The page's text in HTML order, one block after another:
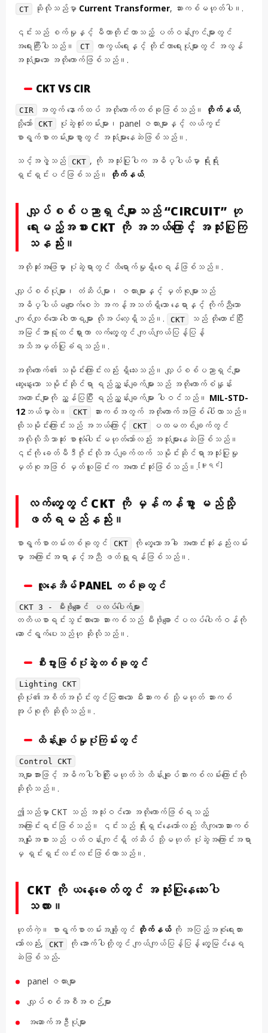
CT ဆိုလိုသည်မှာ Current Transformer, ဆားကစ်မဟုတ်ပါ။.
၎င်းသည် စက်မှုနှင့် မီတာတိုင်းတာသည့် ပတ်ဝန်းကျင်များတွင်
အရေးကြီးပါသည်။
CT
ကာကွယ်ရေးနှင့် တိုင်းတာရေးပုံများတွင် အလွန်
အသုံးများသော အတိုကောက်ဖြစ်သည်။.
CKT VS CIR
CIR အတွက် နောက်ထပ် အတိုကောက်တစ်ခုဖြစ်သည်။ တိုက်နယ်,
သို့သော်
CKT
ပုံဆွဲထုံးတမ်းများ၊ panel ဇယားများနှင့် လယ်ကွင်း
စာရွက်စာတမ်းများစွာတွင် အသုံးများနေဆဲဖြစ်သည်။.
သင့်အဖွဲ့သည် CKT , ကို အသုံးပြုပါက အဓိပ္ပါယ်မှာ ရိုးရိုး
ရှင်းရှင်းပင်ဖြစ်သည်။
တိုက်နယ်.
လျှပ်စစ်ပညာရှင်များသည် “CIRCUIT” ဟု
ရေးမည့်အစား CKT ကို အဘယ်ကြောင့် အသုံးပြုကြ
သနည်း။
အတိုဆုံးအဖြေမှာ ပုံဆွဲရာတွင် ထိရောက်မှုရှိစေရန်ဖြစ်သည်။.
လျှပ်စစ်ပုံများ၊ တံဆိပ်များ၊ ဇယားများနှင့် မှတ်စုများသည်
အဓိပ္ပါယ်မပျောက်စေဘဲ အကန့်အသတ်ရှိသော နေရာနှင့် ကိုက်ညီသော
ကျစ်လျစ်သော ဝေါဟာရများ လိုအပ်လေ့ရှိသည်။.
CKT
သည် တိုတောင်းပြီး
အမြင်အာရုံထင်ရှားကာ လက်တွေ့တွင် ကျယ်ကျယ်ပြန့်ပြန့်
အသိအမှတ်ပြုခံရသည်။.
အတိုကောက်၏ သမိုင်းကြောင်းလည်း ရှိသေးသည်။ လျှပ်စစ်ပညာရှင်များ
ဆွေးနွေးသော သမိုင်းဆိုင်ရာ ရည်ညွှန်းချက်များသည် အတိုကောက်စံနှုန်း
အဟောင်းများကို ညွှန်ပြပြီး ရည်ညွှန်းချက်များ ပါဝင်သည်။ MIL-STD-
12 ဘယ်မှာလဲ။ CKT
ဆားကစ်အတွက် အတိုကောက်အဖြစ် ပေါ်လာသည်။
ထိုသမိုင်းကြောင်းသည် အဘယ်ကြောင့်
CKT
ပထမတစ်ချက်တွင်
အလိုလိုသိသာဆုံး စာလုံးပေါင်းမဟုတ်သော်လည်း အသုံးများနေဆဲဖြစ်သည်။
၎င်းကို ခေတ်မီဒီဇိုင်းလိုအပ်ချက်ထက် သမိုင်းဆိုင်ရာအသုံးပြုမှု
မှတ်စုအဖြစ် မှတ်ယူခြင်းက အကောင်းဆုံးဖြစ်သည်။.[မူရင်း]
လက်တွေ့တွင် CKT ကို မှန်ကန်စွာ မည်သို့
ဖတ်ရမည်နည်း။
စာရွက်စာတမ်းတစ်ခုတွင် CKT
ကို တွေ့သောအခါ အကောင်းဆုံးနည်းလမ်း
မှာ အကြောင်းအရာနှင့်အညီ ဖတ်ရှုရန်ဖြစ်သည်။.
လူနေအိမ် PANEL တစ်ခုတွင်
CKT 3 - မီးဖိုချောင် ပလပ်ပေါက်များ
တတိယစာရင်းသွင်းထားသော ဆားကစ်သည် မီးဖိုချောင်ပလပ်ပေါက်ဝန်ကို
ဆောင်ရွက်ပေးသည်ဟု ဆိုလိုသည်။.
စီးပွားဖြစ်ပုံဆွဲတစ်ခုတွင်
Lighting CKT
ထိုပုံ၏အစိတ်အပိုင်းတွင်ပြထားသော မီးဆားကစ် သို့မဟုတ် ဆားကစ်
အုပ်စုကို ဆိုလိုသည်။.
ထိန်းချုပ်မှုပုံကြမ်းတွင်
Control CKT
အများအားဖြင့် အဓိကပါဝါကြိုးမဟုတ်ဘဲ ထိန်းချုပ်ဆားကစ်လမ်းကြောင်းကို
ဆိုလိုသည်။.
ဤသည်မှာ CKT သည် အသုံးဝင်သော အတိုကောက်ဖြစ်ရသည့်
အကြောင်းရင်းဖြစ်သည်။ ၎င်းသည် ရိုးရှင်းနေသော်လည်း တိကျသောဆားကစ်
အမျိုးအစားသည် ပတ်ဝန်းကျင်ရှိ တံဆိပ် သို့မဟုတ် ပုံဆွဲအကြောင်းအရာ
မှ ရှင်းရှင်းလင်းလင်းဖြစ်လာသည်။.
CKT ကို ယနေ့ခေတ်တွင် အသုံးပြုနေသေးပါ
သလား။
ဟုတ်ကဲ့။ စာရွက်စာတမ်းအချို့တွင် တိုက်နယ်ကို အပြည့်အစုံရေးထား
သော်လည်း,
CKT
ကို အောက်ပါတို့တွင် ကျယ်ကျယ်ပြန့်ပြန့် တွေ့မြင်နေရ
ဆဲဖြစ်သည်-
panel ဇယားများ
လျှပ်စစ်အစီအစဉ်များ
အဆောက်အဦပုံများ